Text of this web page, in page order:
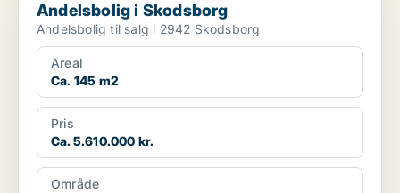
Andelsbolig i Skodsborg
Andelsbolig til salg i 2942 Skodsborg
Areal
Ca. 145 m2
Pris
Ca. 5.610.000 kr.
Område